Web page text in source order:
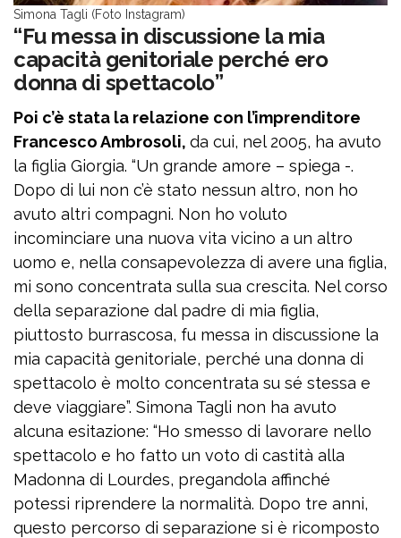
Simona Tagli (Foto Instagram)
“Fu messa in discussione la mia
capacità genitoriale perché ero
donna di spettacolo”
Poi c’è stata la relazione con l’imprenditore
Francesco Ambrosoli, da cui, nel 2005, ha avuto
la figlia Giorgia. “Un grande amore – spiega -.
Dopo di lui non c’è stato nessun altro, non ho
avuto altri compagni. Non ho voluto
incominciare una nuova vita vicino a un altro
uomo e, nella consapevolezza di avere una figlia,
mi sono concentrata sulla sua crescita. Nel corso
della separazione dal padre di mia figlia,
piuttosto burrascosa, fu messa in discussione la
mia capacità genitoriale, perché una donna di
spettacolo è molto concentrata su sé stessa e
deve viaggiare”. Simona Tagli non ha avuto
alcuna esitazione: “Ho smesso di lavorare nello
spettacolo e ho fatto un voto di castità alla
Madonna di Lourdes, pregandola affinché
potessi riprendere la normalità. Dopo tre anni,
questo percorso di separazione si è ricomposto